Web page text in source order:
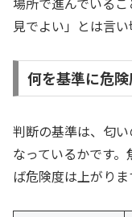
見でよい」とは言い
何を基準に危
判断の基準は、匂
なっているかです
ば危険度は上がりま